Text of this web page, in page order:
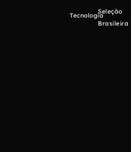
Tecnologia
Seleção
Brasileira